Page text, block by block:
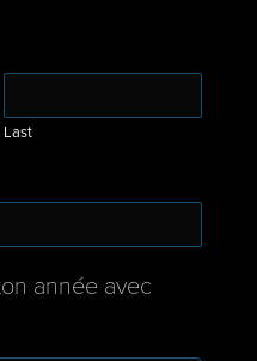
Last
année avec